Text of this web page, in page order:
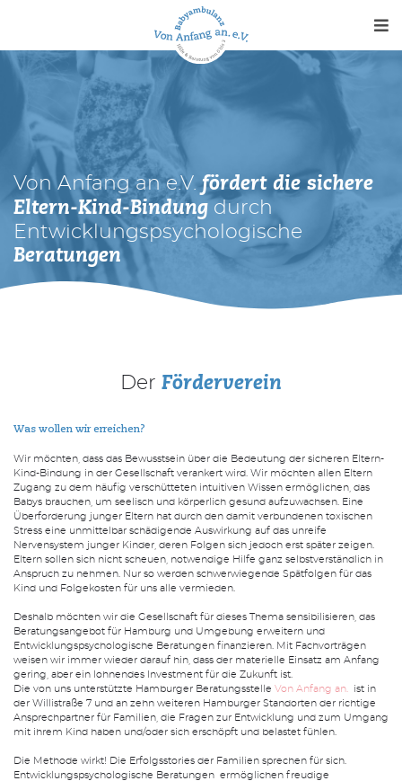
Babyambulanz
Verein
Kontakt
SPENDEN
SUCHE
Suchen
Von Anfang an e.V.fördert die sichere
Eltern-Kind-Bindung durch
Entwicklungspsychologische
Beratungen
Der Förderverein
Was wollen wir erreichen?
Wir möchten, dass das Bewusstsein über die Bedeutung der sicheren Eltern-
Kind-Bindung in der Gesellschaft verankert wird. Wir möchten allen Eltern
Zugang zu dem häufig verschütteten intuitiven Wissen ermöglichen, das
Babys brauchen, um seelisch und körperlich gesund aufzuwachsen. Eine
Überforderung junger Eltern hat durch den damit verbundenen toxischen
Stress eine unmittelbar schädigende Auswirkung auf das unreife
Nervensystem junger Kinder, deren Folgen sich jedoch erst später zeigen.
Eltern sollen sich nicht scheuen, notwendige Hilfe ganz selbstverständlich in
Anspruch zu nehmen. Nur so werden schwerwiegende Spätfolgen für das
Kind und Folgekosten für uns alle vermieden.
Deshalb möchten wir die Gesellschaft für dieses Thema sensibilisieren, das
Beratungsangebot für Hamburg und Umgebung erweitern und
Entwicklungspsychologische Beratungen finanzieren. Mit Fachvorträgen
weisen wir immer wieder darauf hin, dass der materielle Einsatz am Anfang
gering, aber ein lohnendes Investment für die Zukunft ist.
Die von uns unterstützte Hamburger Beratungsstelle Von Anfang an. ist in
der Willistraße 7 und an zehn weiteren Hamburger Standorten der richtige
Ansprechpartner für Familien, die Fragen zur Entwicklung und zum Umgang
mit ihrem Kind haben und/oder sich erschöpft und belastet fühlen.
Die Methode wirkt! Die Erfolgsstories der Familien sprechen für sich.
Entwicklungspsychologische Beratungen ermöglichen freudige